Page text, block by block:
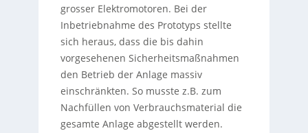
grosser Elektromotoren. Bei der
Inbetriebnahme des Prototyps stellte
sich heraus, dass die bis dahin
vorgesehenen Sicherheitsmaßnahmen
den Betrieb der Anlage massiv
einschränkten. So musste z.B. zum
Nachfüllen von Verbrauchsmaterial die
gesamte Anlage abgestellt werden.